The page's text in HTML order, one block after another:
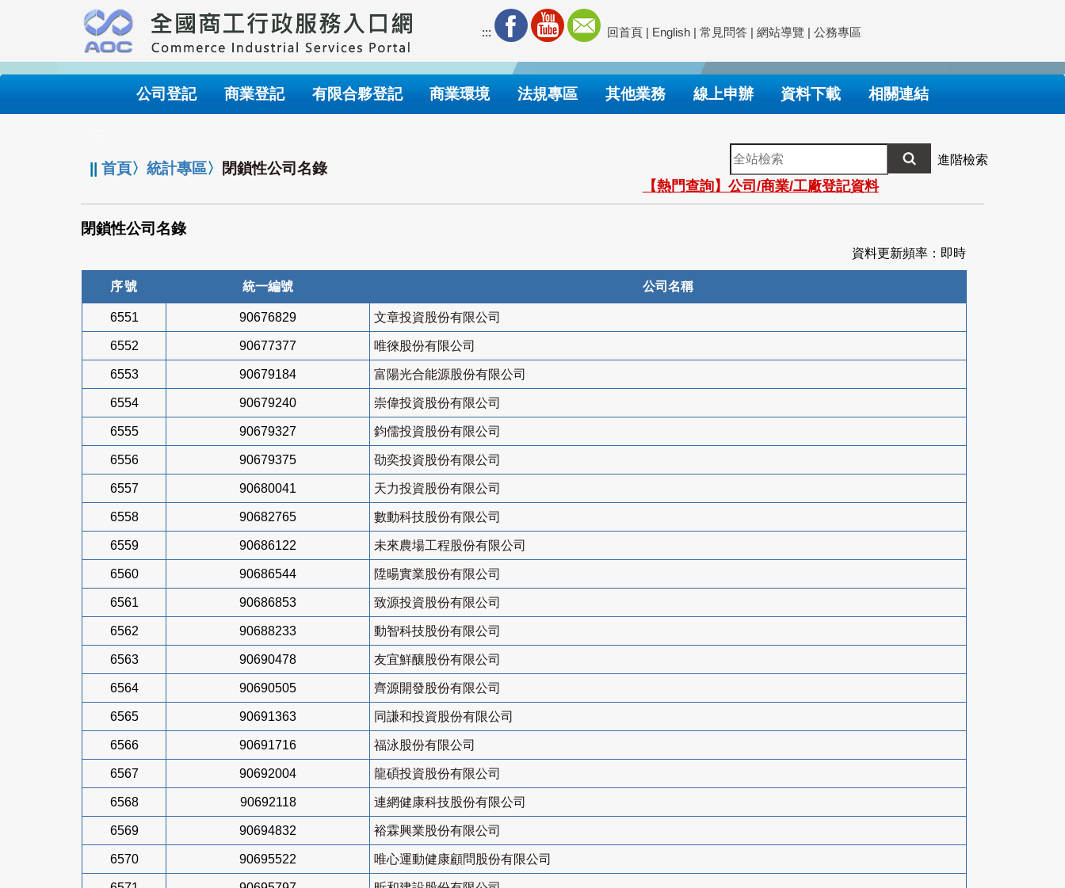
要
內
::: 回首頁 | English | 常見問答 | 網站導覽 | 公務專區
公司登記 商業登記 有限合夥登記 商業環境 法規專區 其他業務 線上申辦 資料下載 相關連結
||首頁〉統計專區〉 閉鎖性公司名錄
全
站
檢
索
進階檢索
【熱門查詢】公司/商業/工廠登記資料
閉鎖性公司名錄
資料更新頻率：即時
序號 統一編號 公司名稱
6551 90676829 文章投資股份有限公司
6552 90677377 唯徠股份有限公司
6553 90679184 富陽光合能源股份有限公司
6554 90679240 崇偉投資股份有限公司
6555 90679327 鈞儒投資股份有限公司
6556 90679375 劭奕投資股份有限公司
6557 90680041 天力投資股份有限公司
6558 90682765 數動科技股份有限公司
6559 90686122 未來農場工程股份有限公司
6560 90686544 陞暘實業股份有限公司
6561 90686853 致源投資股份有限公司
6562 90688233 動智科技股份有限公司
6563 90690478 友宜鮮釀股份有限公司
6564 90690505 齊源開發股份有限公司
6565 90691363 同謙和投資股份有限公司
6566 90691716 福泳股份有限公司
6567 90692004 龍碩投資股份有限公司
6568 90692118 連網健康科技股份有限公司
6569 90694832 裕霖興業股份有限公司
6570 90695522 唯心運動健康顧問股份有限公司